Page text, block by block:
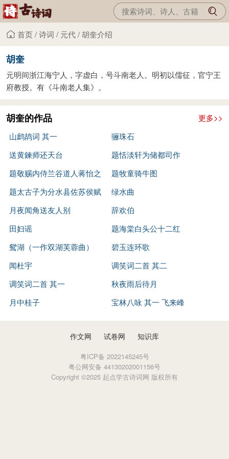
首页/诗词 / 元代/胡奎介绍
胡奎
元明间浙江海宁人，字虚白，号斗南老人。明初以儒征，官宁王
府教授。有《斗南老人集》。
胡奎的作品
更多>>
山鹧鸪词 其一
骊珠石
送黄鍊师还天台
题恬淡轩为储都司作
题敬赐内侍兰谷道人蒋怡之
诗卷
题牧童骑牛图
题太古子为分水县佐苏侯赋
绿水曲
月夜闻角送友人别
辞欢伯
田妇谣
题海棠白头公十二红
鸳湖（一作双湖芙蓉曲）
碧玉连环歌
闻杜宇
调笑词二首 其二
调笑词二首 其一
秋夜雨后待月
月中桂子
宝林八咏 其一 飞来峰
作文网 试卷网 知识库
粤ICP备 2022145245号
粤公网安备 44130202001156号
Copyright ©2025 起点学古诗词网 版权所有